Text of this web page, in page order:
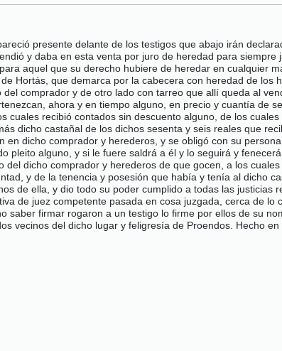
presente delante de los testigos que abajo irán
y daba en esta venta por juro de heredad para
aquel que su derecho hubiere de heredar en cualquier
Hortás, que demarca por la cabecera con heredad de
comprador y de otro lado con tarreo que allí queda al
ahora y en tiempo alguno, en precio y cuantía de
cuales recibió contados sin descuento alguno, de los
dicho castañal de los dichos sesenta y seis reales que
en dicho comprador y herederos, y se obligó con su
pleito alguno, y si le fuere saldrá a él y lo seguirá y
dicho comprador y herederos de que gocen, a los
y de la tenencia y posesión que había y tenía al dicho
de ella, y dio todo su poder cumplido a todas las
de juez competente pasada en cosa juzgada, cerca de
saber firmar rogaron a un testigo lo firme por ellos de su
vecinos del dicho lugar y feligresía de Proendos. Hecho